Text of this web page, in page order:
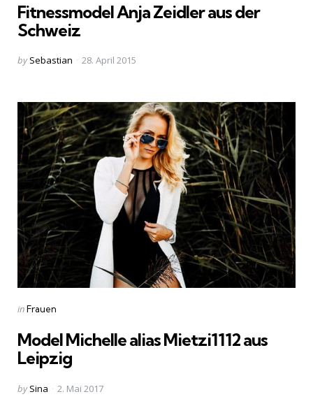
Fitnessmodel Anja Zeidler aus der
Schweiz
Posted
by Sebastian 28. April 2015
Categories
Posted
inFrauen
Model Michelle alias Mietzi1112 aus
Leipzig
Posted
by Sina 2. Mai 2017